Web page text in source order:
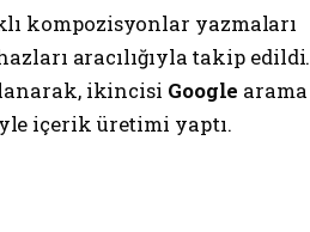
kompozisyonlar yazmaları
aracılığıyla takip edildi.
ikincisi Google arama
içerik üretimi yaptı.